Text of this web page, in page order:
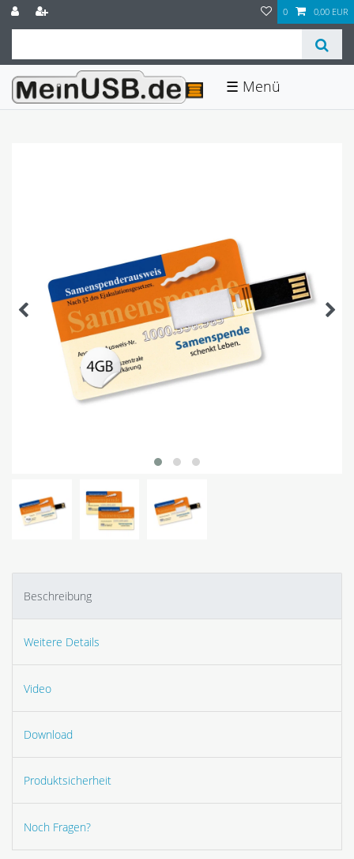
0 0,00 EUR
☰
Beschreibung
Weitere Details
Video
Download
Produktsicherheit
Noch Fragen?